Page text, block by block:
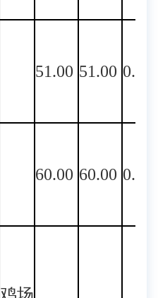
51.00 51.00 0.00
60.00 60.00 0.00